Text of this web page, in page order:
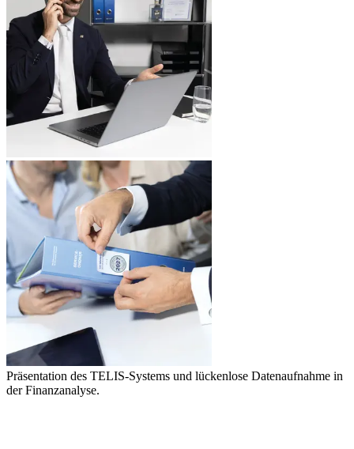
Präsentation des TELIS-Systems und lückenlose Datenaufnahme in
der Finanzanalyse.